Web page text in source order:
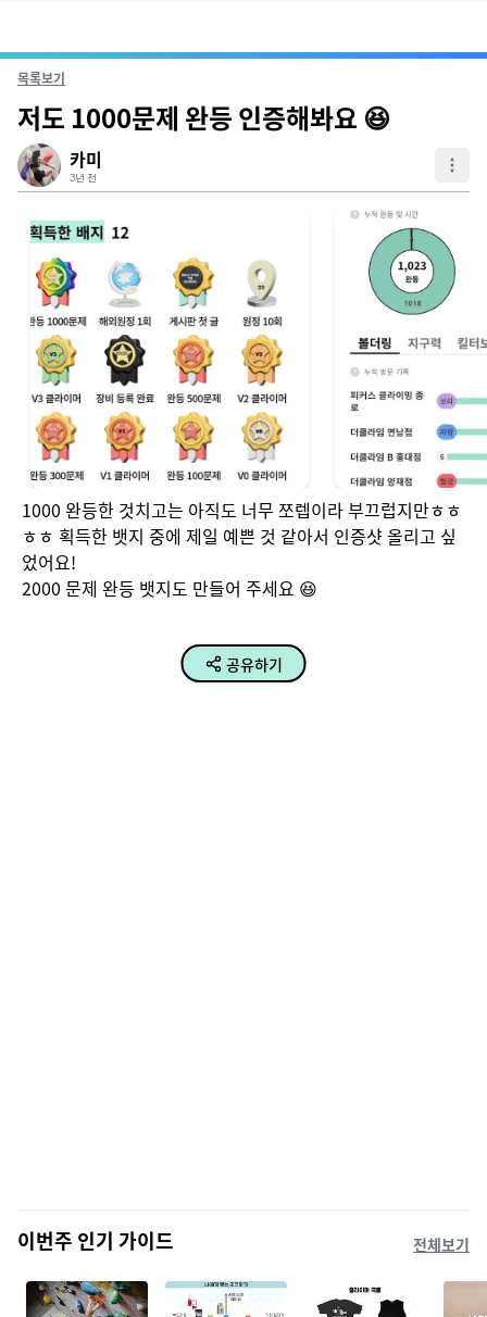
목록보기
저도 1000문제 완등 인증해봐요 😆
카미
3년 전
1000 완등한 것치고는 아직도 너무 쪼렙이라 부끄럽지만ㅎㅎ
ㅎㅎ 획득한 뱃지 중에 제일 예쁜 것 같아서 인증샷 올리고 싶
었어요!
2000 문제 완등 뱃지도 만들어 주세요 😆
공유하기
이번주 인기 가이드 전체보기